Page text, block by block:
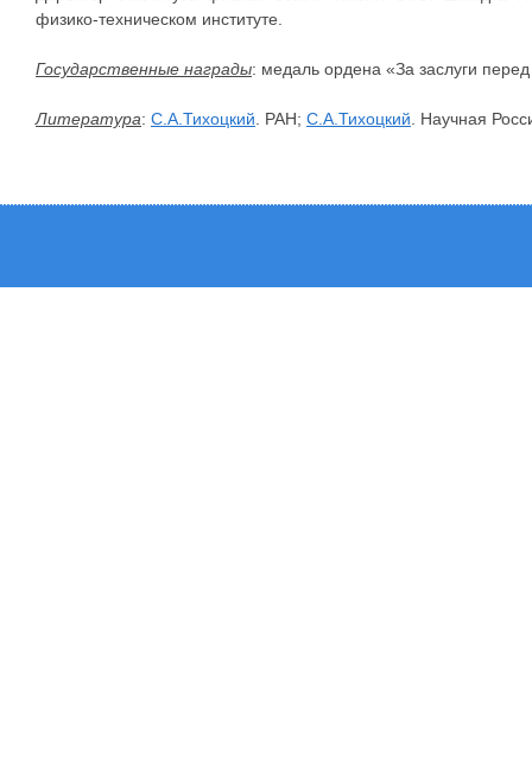
физико-техническом институте.
Государственные награды: медаль ордена «За заслуги
Литература: С.А.Тихоцкий . РАН; С.А.Тихоцкий . Научная